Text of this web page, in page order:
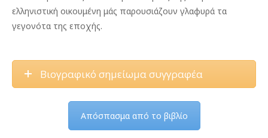
ελληνιστική οικουμένη μάς παρουσιάζουν γλαφυρά τα
γεγονότα της εποχής.
Βιογραφικό σημείωμα συγγραφέα
Απόσπασμα από το βιβλίο